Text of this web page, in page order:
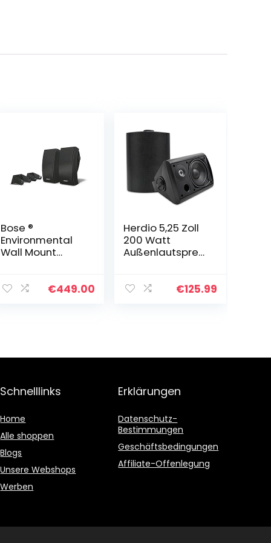
Bose ®
Environmental
Wall Mount
€449.00
Herdio 5,25 Zoll
200 Watt
Außenlautsprec
Outdoor Indoor
€125.99
Schnelllinks
Home
Alle shoppen
Blogs
Unsere Webshops
Werben
Erklärungen
Datenschutz-
Bestimmungen
Geschäftsbedingungen
Affiliate-Offenlegung